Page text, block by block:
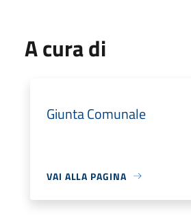
A cura di
Giunta Comunale
VAI ALLA PAGINA